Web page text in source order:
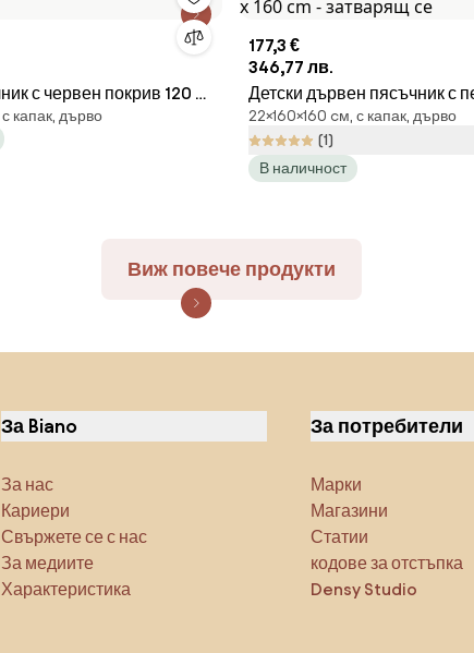
с червен покрив 120 x
капак, дърво
177,3 €
346,77 лв.
Детски дървен пясъчник с
160 cm - затварящ се
22×160×160 cм, с капак, дърво
(1)
В наличност
Виж повече продукти
За Biano
За нас
Кариери
Свържете се с нас
За медиите
Характеристика
За потребители
Марки
Магазини
Статии
кодове за отстъпка
Densy Studio